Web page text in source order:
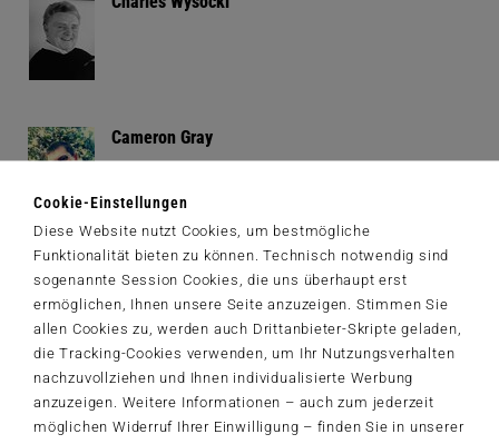
Cookie-Einstellungen
Diese Website nutzt Cookies, um bestmögliche
Funktionalität bieten zu können. Technisch notwendig sind
sogenannte Session Cookies, die uns überhaupt erst
ermöglichen, Ihnen unsere Seite anzuzeigen. Stimmen Sie
allen Cookies zu, werden auch Drittanbieter-Skripte geladen,
die Tracking-Cookies verwenden, um Ihr Nutzungsverhalten
nachzuvollziehen und Ihnen individualisierte Werbung
anzuzeigen. Weitere Informationen – auch zum jederzeit
möglichen Widerruf Ihrer Einwilligung – finden Sie in unserer
Cameron Gray
Laurie Prindle
Autoren